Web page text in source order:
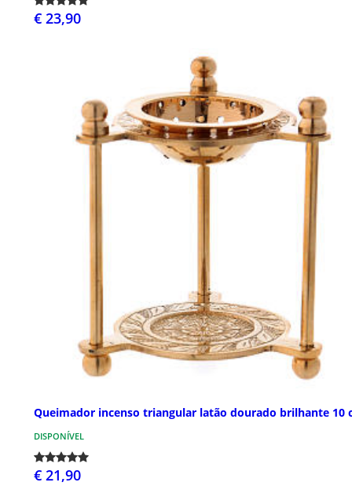
€ 23,90
Queimador incenso triangular latão dourado brilhante 10
DISPONÍVEL
€ 21,90